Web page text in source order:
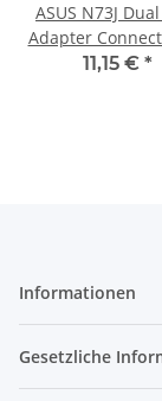
ASUS N73J
Adapter
NZXHD1000-C01
11,15 € *
Informationen
Gesetzliche